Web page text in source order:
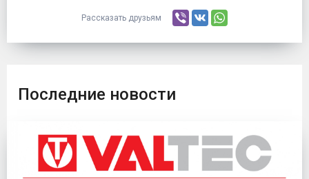
Рассказать друзьям
Последние новости